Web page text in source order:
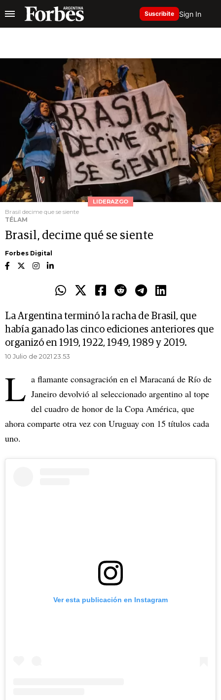
Suscribite Sign In
LIDERAZGO
Brasil decime que se siente
TÉLAM
Brasil, decime qué se siente
Forbes Digital
La Argentina terminó la racha de Brasil, que
había ganado las cinco ediciones anteriores que
organizó en 1919, 1922, 1949, 1989 y 2019.
10 Julio de 2021 23.53
L a flamante consagración en el Maracaná de Río de
Janeiro devolvió al seleccionado argentino al tope
del cuadro de honor de la Copa América, que
ahora comparte otra vez con Uruguay con 15 títulos cada
uno.
Ver esta publicación en Instagram